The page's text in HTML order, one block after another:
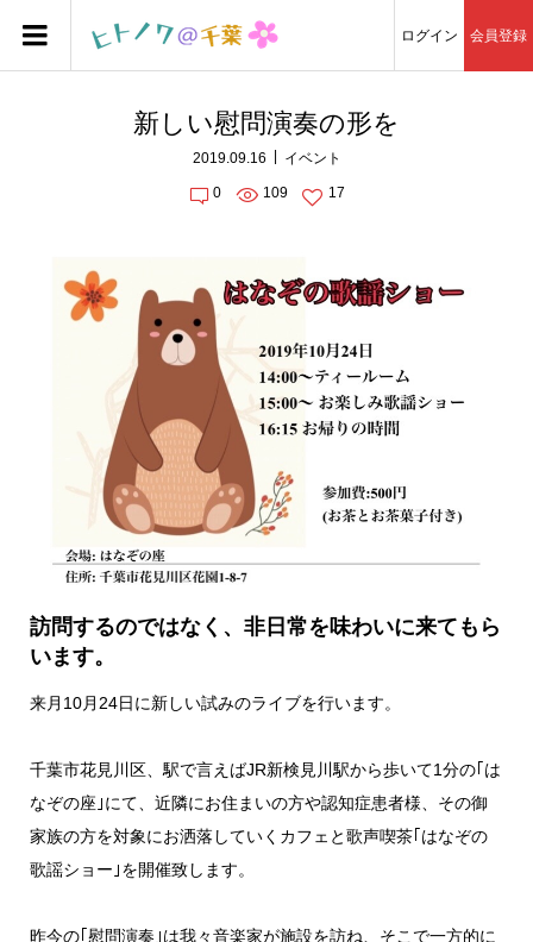
ログイン 会員登録
新しい慰問演奏の形を
2019.09.16 イベント
0 109 17
訪問するのではなく、非日常を味わいに来てもら
います。
来月10月24日に新しい試みのライブを行います。
千葉市花見川区、駅で言えばJR新検見川駅から歩いて1分の｢は
なぞの座｣にて、近隣にお住まいの方や認知症患者様、その御
家族の方を対象にお洒落していくカフェと歌声喫茶｢はなぞの
歌謡ショー｣を開催致します。
昨今の｢慰問演奏｣は我々音楽家が施設を訪ね、そこで一方的に